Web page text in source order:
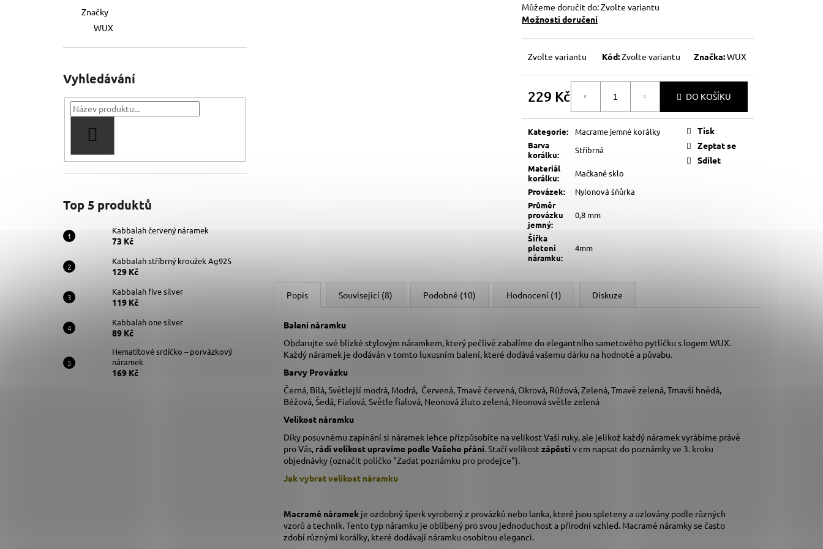
Značky
WUX
Vyhledávání
Top 5 produktů
Kabbalah červený náramek
73 Kč
Kabbalah stříbrný kroužek Ag925
129 Kč
Kabbalah five silver
119 Kč
Kabbalah one silver
89 Kč
Hematitové srdíčko – porvázkový
náramek
169 Kč
Můžeme doručit do:Zvolte variantu
Možnosti doručení
Zvolte variantu Kód:Zvolte variantu Značka:WUX
229 Kč
cena:
DO KOŠÍKU
Kategorie:
Macrame jemné korálky
Barva
korálku:
Stříbrná
Materiál
korálku:
Mačkané sklo
Provázek:
Nylonová šňůrka
Průměr
provázku
jemný:
0,8 mm
Šířka
pletení
náramku:
4mm
Tisk
Zeptat se
Sdílet
Popis Související (8) Podobné (10) Hodnocení (1) Diskuze
Balení náramku
Obdarujte své blízké stylovým náramkem, který pečlivě zabalíme do elegantního sametového pytlíčku s logem WUX.
Každý náramek je dodáván v tomto luxusním balení, které dodává vašemu dárku na hodnotě a půvabu.
Barvy Provázku
Černá, Bílá, Světlejší modrá, Modrá, Červená, Tmavě červená, Okrová, Růžová, Zelená, Tmavě zelená, Tmavší hnědá,
Béžová, Šedá, Fialová, Světle fialová, Neonová žluto zelená, Neonová světle zelená
Velikost náramku
Díky posuvnému zapínání si náramek lehce přizpůsobíte na velikost Vaší ruky, ale jelikož každý náramek vyrábíme právě
pro Vás, rádi velikost upravíme podle Vašeho přání . Stačí velikost zápěstív cm napsat do poznámky ve 3. kroku
objednávky (označit políčko "Zadat poznámku pro prodejce").
Jak vybrat velikost náramku
Macramé náramek je ozdobný šperk vyrobený z provázků nebo lanka, které jsou spleteny a uzlovány podle různých
vzorů a technik. Tento typ náramku je oblíbený pro svou jednoduchost a přírodní vzhled. Macramé náramky se často
zdobí různými korálky, které dodávají náramku osobitou eleganci.